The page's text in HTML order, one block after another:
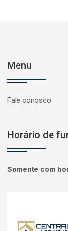
Menu
Fale conosco
Horário de
Somente com